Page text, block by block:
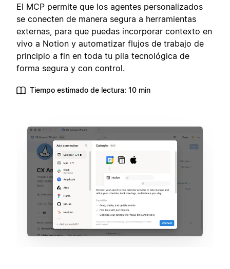
El MCP permite que los agentes personalizados
se conecten de manera segura a herramientas
externas, para que puedas incorporar contexto en
vivo a Notion y automatizar flujos de trabajo de
principio a fin en toda tu pila tecnológica de
forma segura y con control.
Tiempo estimado de lectura: 10 min